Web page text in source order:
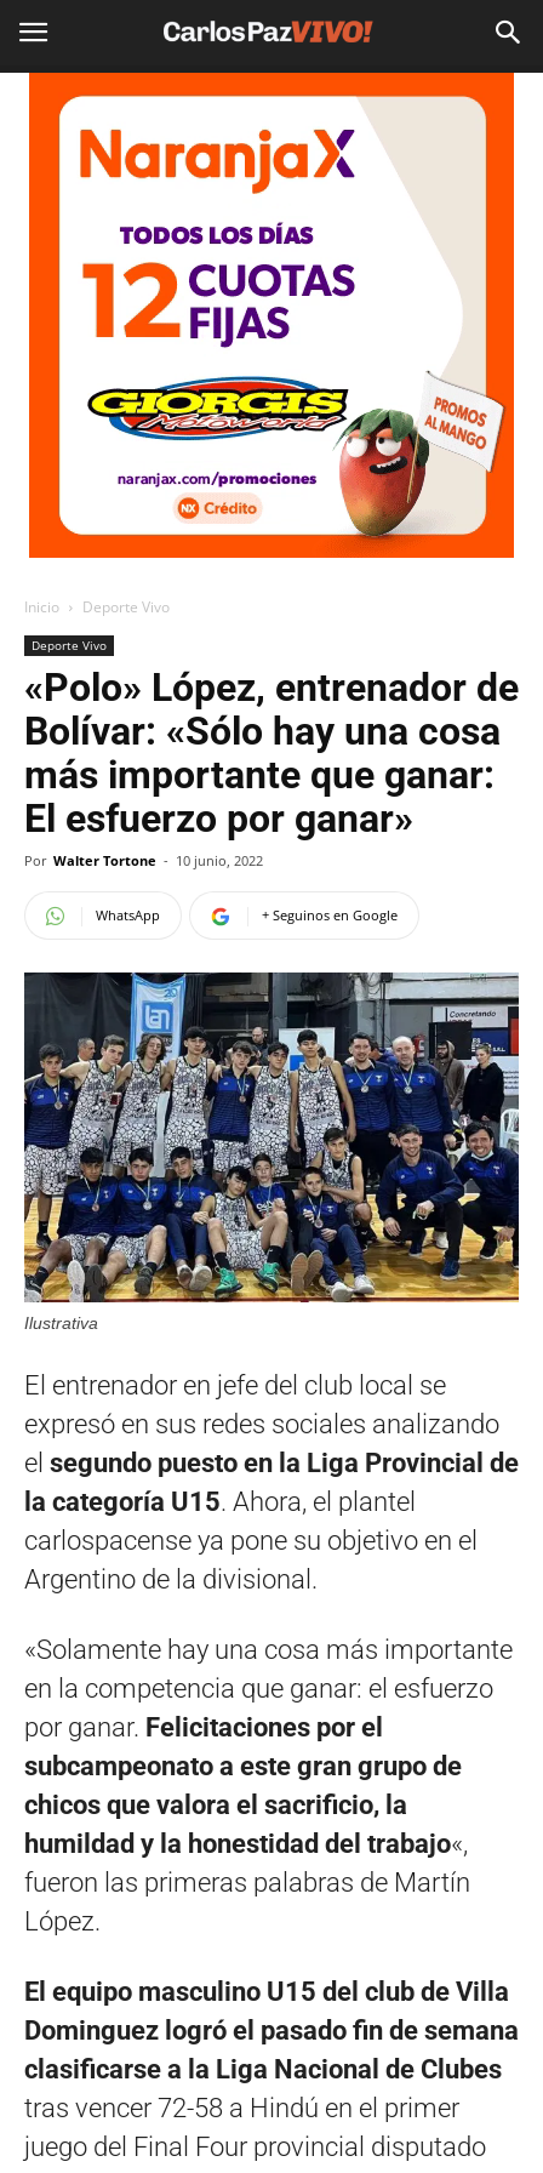
Inicio Deporte Vivo
Deporte Vivo
«Polo» López, entrenador de
Bolívar: «Sólo hay una cosa
más importante que ganar:
El esfuerzo por ganar»
Por Walter Tortone - 10 junio, 2022
WhatsApp + Seguinos en Google
Ilustrativa
El entrenador en jefe del club local se
expresó en sus redes sociales analizando
el segundo puesto en la Liga Provincial de
la categoría U15. Ahora, el plantel
carlospacense ya pone su objetivo en el
Argentino de la divisional.
«Solamente hay una cosa más importante
en la competencia que ganar: el esfuerzo
por ganar. Felicitaciones por el
subcampeonato a este gran grupo de
chicos que valora el sacrificio, la
humildad y la honestidad del trabajo«,
fueron las primeras palabras de Martín
López.
El equipo masculino U15 del club de Villa
Dominguez logró el pasado fin de semana
clasificarse a la Liga Nacional de Clubes
tras vencer 72-58 a Hindú en el primer
juego del Final Four provincial disputado